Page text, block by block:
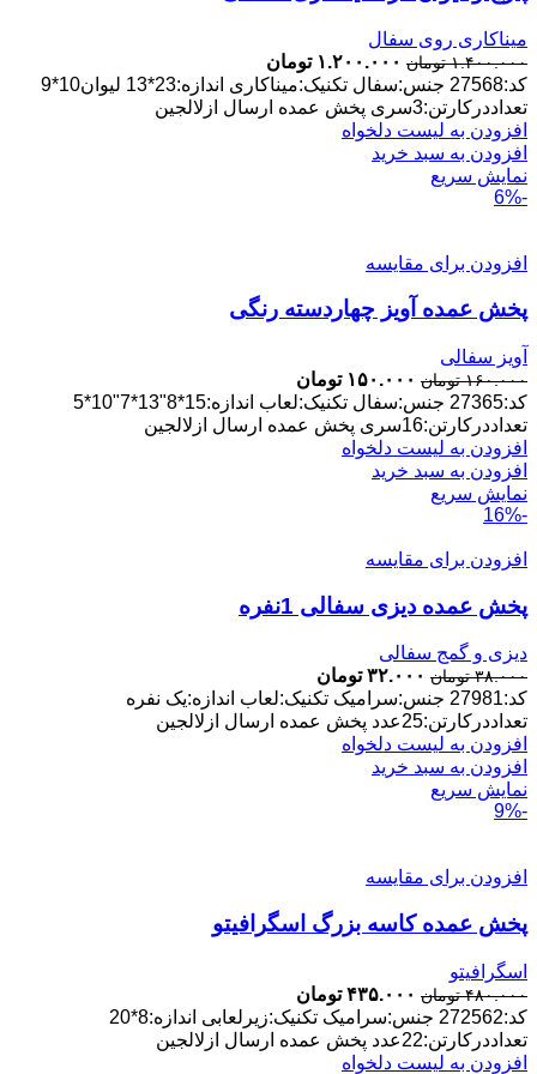
میناکاری روی سفال
۱.۴۰۰.۰۰۰ تومان قیمت
اصلی:
۱.۴۰۰.۰۰۰ تومان
بود.
۱.۲۰۰.۰۰۰ تومان
فعلی:
۱.۲۰۰.۰۰۰ تومان.
کد:27568 جنس:سفال تکنیک:میناکاری اندازه:23*13 لیوان10*9
تعداددرکارتن:3سری پخش عمده ارسال ازلالجین
افزودن به لیست دلخواه
افزودن به سبد خرید
نمایش سریع
-6%
افزودن برای مقایسه
پخش عمده آویز چهاردسته رنگی
آویز سفالی
۱۶۰.۰۰۰ تومان قیمت
اصلی:
۱۶۰.۰۰۰ تومان
بود.
۱۵۰.۰۰۰ تومان
فعلی:
۱۵۰.۰۰۰ تومان.
کد:27365 جنس:سفال تکنیک:لعاب اندازه:15*8"13*7"10*5
تعداددرکارتن:16سری پخش عمده ارسال ازلالجین
افزودن به لیست دلخواه
افزودن به سبد خرید
نمایش سریع
-16%
افزودن برای مقایسه
پخش عمده دیزی سفالی 1نفره
دیزی و گمج سفالی
۳۸.۰۰۰ تومان قیمت
اصلی:
۳۸.۰۰۰ تومان
بود.
۳۲.۰۰۰ تومان
فعلی:
۳۲.۰۰۰ تومان.
کد:27981 جنس:سرامیک تکنیک:لعاب اندازه:یک نفره
تعداددرکارتن:25عدد پخش عمده ارسال ازلالجین
افزودن به لیست دلخواه
افزودن به سبد خرید
نمایش سریع
-9%
افزودن برای مقایسه
پخش عمده کاسه بزرگ اسگرافیتو
اسگرافیتو
۴۸۰.۰۰۰ تومان قیمت
اصلی:
۴۸۰.۰۰۰ تومان
بود.
۴۳۵.۰۰۰ تومان
فعلی:
۴۳۵.۰۰۰ تومان.
کد:272562 جنس:سرامیک تکنیک:زیرلعابی اندازه:8*20
تعداددرکارتن:22عدد پخش عمده ارسال ازلالجین
افزودن به لیست دلخواه